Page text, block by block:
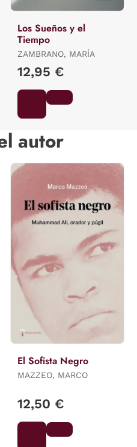
Los Sueños y el
Tiempo
ZAMBRANO, MARÍA
12,95 €
autor
El Sofista Negro
MAZZEO, MARCO
12,50 €